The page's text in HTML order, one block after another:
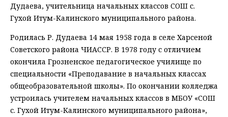
Дудаева, учительница начальных классов СОШ с.
Гухой Итум-Калинского муниципального района.
Родилась Р. Дудаева 14 мая 1958 года в селе Харсеной
Советского района ЧИАССР. В 1978 году с отличием
окончила Грозненское педагогическое училище по
специальности «Преподавание в начальных классах
общеобразовательной школы». По окончании колледжа
устроилась учителем начальных классов в МБОУ «СОШ
с. Гухой Итум-Калинского муниципального района»,